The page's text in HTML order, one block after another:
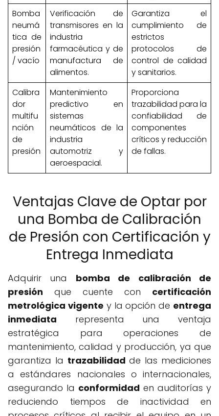
Bomba
neumá
tica de
presión
/ vacío
Verificación de
transmisores en la
industria
farmacéutica y de
manufactura de
alimentos.
Garantiza el
cumplimiento de
estrictos
protocolos de
control de calidad
y sanitarios.
Calibra
dor
multifu
nción
de
presión
Mantenimiento
predictivo en
sistemas
neumáticos de la
industria
automotriz y
aeroespacial.
Proporciona
trazabilidad para la
confiabilidad de
componentes
críticos y reducción
de fallas.
Ventajas Clave de Optar por
una Bomba de Calibración
de Presión con Certificación y
Entrega Inmediata
Adquirir una bomba de calibración de
presión que cuente con certificación
metrológica vigente y la opción de entrega
inmediata representa una ventaja
estratégica para operaciones de
mantenimiento, calidad y producción, ya que
garantiza la trazabilidad de las mediciones
a estándares nacionales o internacionales,
asegurando la conformidad en auditorías y
reduciendo tiempos de inactividad en